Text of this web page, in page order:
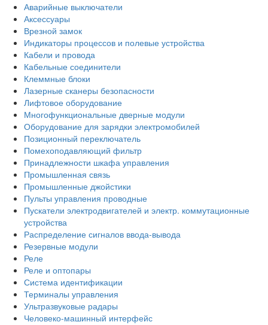
Аварийные выключатели
Аксессуары
Врезной замок
Индикаторы процессов и полевые устройства
Кабели и провода
Кабельные соединители
Клеммные блоки
Лазерные сканеры безопасности
Лифтовое оборудование
Многофункциональные дверные модули
Оборудование для зарядки электромобилей
Позиционный переключатель
Помехоподавляющий фильтр
Принадлежности шкафа управления
Промышленная связь
Промышленные джойстики
Пульты управления проводные
Пускатели электродвигателей и электр. коммутационные
устройства
Распределение сигналов ввода-вывода
Резервные модули
Реле
Реле и оптопары
Система идентификации
Терминалы управления
Ультразвуковые радары
Человеко-машинный интерфейс